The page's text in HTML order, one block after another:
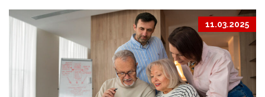
11.03.2025